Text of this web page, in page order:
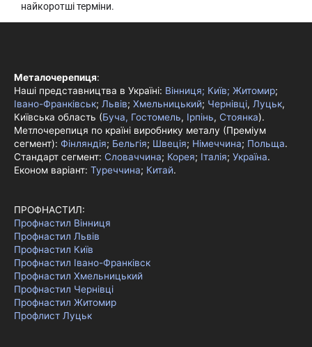
найкоротші терміни.
Металочерепиця:
Наші представництва в Україні: Вінниця; Київ; Житомир;
Івано-Франківськ; Львів; Хмельницький; Чернівці, Луцьк,
Київська область (Буча, Гостомель, Ірпінь, Стоянка).
Метлочерепиця по країні виробнику металу (Преміум
сегмент): Фінляндія; Бельгія; Швеція; Німеччина; Польща.
Стандарт сегмент: Словаччина; Корея; Італія; Україна.
Економ варіант: Туреччина; Китай.
ПРОФНАСТИЛ:
Профнастил Вінниця
Профнастил Львів
Профнастил Київ
Профнастил Івано-Франківск
Профнастил Хмельницький
Профнастил Чернівці
Профнастил Житомир
Профлист Луцьк